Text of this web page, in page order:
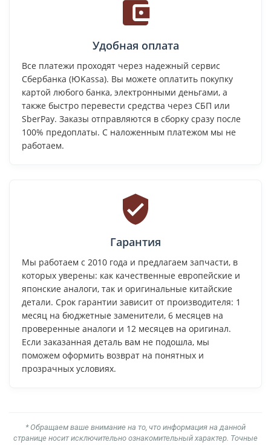
Удобная оплата
Все платежи проходят через надежный сервис
Сбербанка (ЮKassa). Вы можете оплатить покупку
картой любого банка, электронными деньгами, а
также быстро перевести средства через СБП или
SberPay. Заказы отправляются в сборку сразу после
100% предоплаты. С наложенным платежом мы не
работаем.
Гарантия
Мы работаем с 2010 года и предлагаем запчасти, в
которых уверены: как качественные европейские и
японские аналоги, так и оригинальные китайские
детали. Срок гарантии зависит от производителя: 1
месяц на бюджетные заменители, 6 месяцев на
проверенные аналоги и 12 месяцев на оригинал.
Если заказанная деталь вам не подошла, мы
поможем оформить возврат на понятных и
прозрачных условиях.
* Обращаем ваше внимание на то, что информация на данной
странице носит исключительно ознакомительный характер. Точные